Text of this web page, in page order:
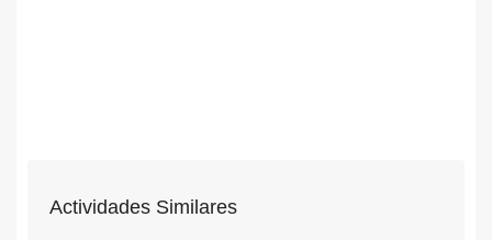
Actividades Similares